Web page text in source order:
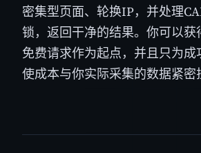
密集型页面、轮换IP，并处理
锁，返回干净的结果。你可以获
免费请求作为起点，并且只为成
使成本与你实际采集的数据紧密